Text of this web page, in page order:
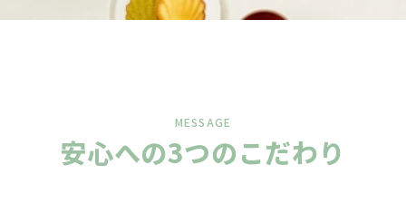
MESSAGE
安心への3つのこだわり